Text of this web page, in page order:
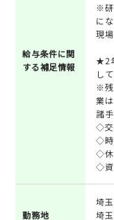
給与条件に関
する補足情報
※研
にな
現
★2
し
※残
業
諸
◇交
◇時
◇休
◇資
勤務地
埼
埼